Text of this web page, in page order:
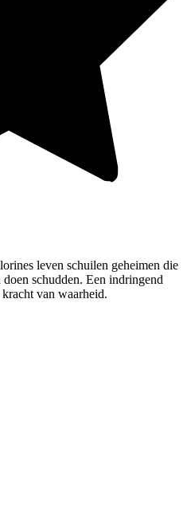
leven schuilen geheimen die
schudden. Een indringend
van waarheid.